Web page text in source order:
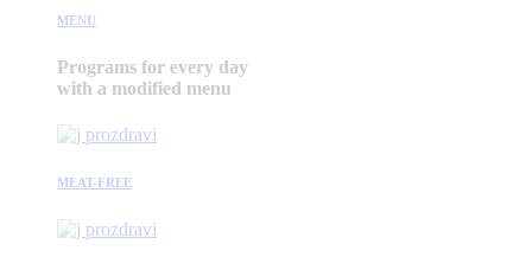
MENU
Programs for every day
with a modified menu
MEAT-FREE